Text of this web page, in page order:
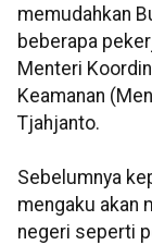
memudahkan
beberapa
Menteri
Keamanan
Tjahjanto.
Sebelumnya
mengaku akan
negeri seperti